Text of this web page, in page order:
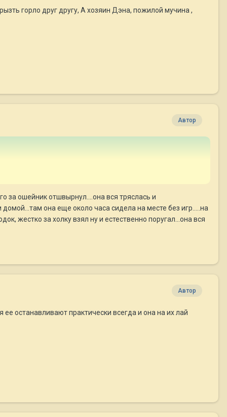
горло друг другу, А хозяин Дэна, пожилой мучина ,
Автор
за ошейник отшвырнул....она вся тряслась и
она еще около часа сидела на месте без игр.....на
жестко за холку взял ну и естественно поругал...она вся
Автор
останавливают практически всегда и она на их лай